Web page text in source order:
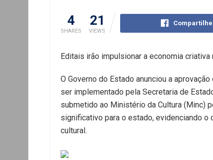
4
SHARES
21
VIEWS
Compartilhe
Editais irão impulsionar a economia criativa
O Governo do Estado anunciou a
ser implementado pela Secretaria de
submetido ao Ministério da Cultura (Minc)
significativo para o estado, evidenciando
cultural.